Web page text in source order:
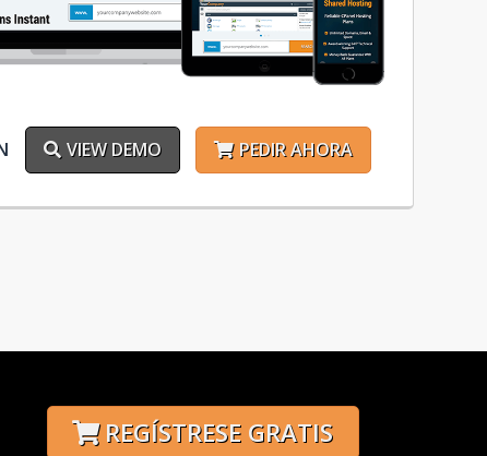
VIEW DEMO PEDIR AHORA
REGÍSTRESE GRATIS